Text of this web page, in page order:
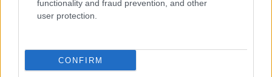
functionality and fraud prevention, and other
user protection.
CONFIRM